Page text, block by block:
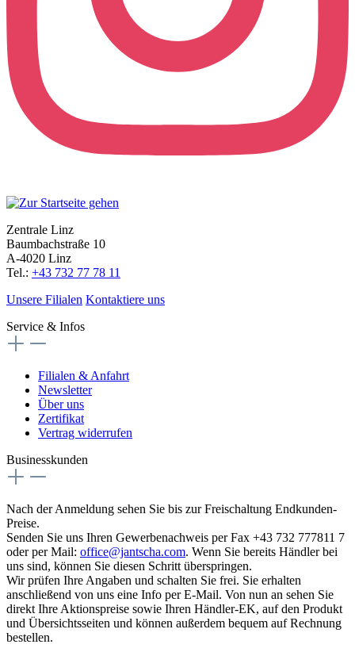
Zentrale Linz
Baumbachstraße 10
A-4020 Linz
Tel.: +43 732 77 78 11
Unsere Filialen Kontaktiere uns
Service & Infos
Filialen & Anfahrt
Newsletter
Über uns
Zertifikat
Vertrag widerrufen
Businesskunden
Nach der Anmeldung sehen Sie bis zur Freischaltung Endkunden-
Preise.
Senden Sie uns Ihren Gewerbenachweis per Fax +43 732 777811 7
oder per Mail: office@jantscha.com. Wenn Sie bereits Händler bei
uns sind, können Sie diesen Schritt überspringen.
Wir prüfen Ihre Angaben und schalten Sie frei. Sie erhalten
anschließend von uns eine Info per E-Mail. Von nun an sehen Sie
direkt Ihre Aktionspreise sowie Ihren Händler-EK, auf den Produkt
und Übersichtsseiten und können außerdem bequem auf Rechnung
bestellen.